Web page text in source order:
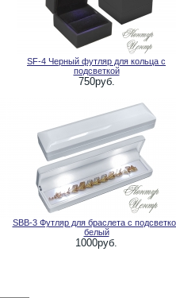
SF-4 Черный футляр для кольца с
подсветкой
750руб.
SBB-3 Футляр для браслета с
белый
1000руб.